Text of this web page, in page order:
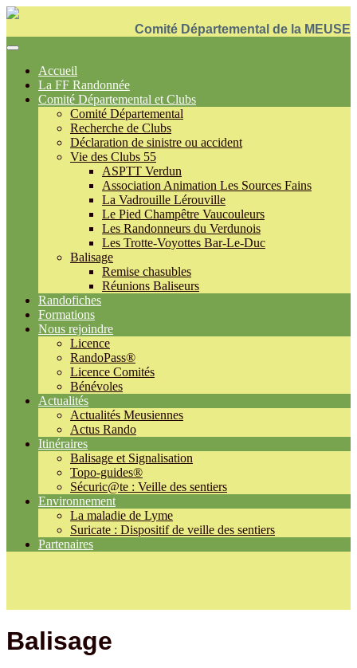
Comité Départemental de la MEUSE
Accueil
La FF Randonnée
Comité Départemental et Clubs
Comité Départemental
Recherche de Clubs
Déclaration de sinistre ou accident
Vie des Clubs 55
ASPTT Verdun
Association Animation Les Sources Fains
La Vadrouille Lérouville
Le Pied Champêtre Vaucouleurs
Les Randonneurs du Verdunois
Les Trotte-Voyottes Bar-Le-Duc
Balisage
Remise chasubles
Réunions Baliseurs
Randofiches
Formations
Nous rejoindre
Licence
RandoPass®
Licence Comités
Bénévoles
Actualités
Actualités Meusiennes
Actus Rando
Itinéraires
Balisage et Signalisation
Topo-guides®
Sécuric@te : Veille des sentiers
Environnement
La maladie de Lyme
Suricate : Dispositif de veille des sentiers
Partenaires
Balisage